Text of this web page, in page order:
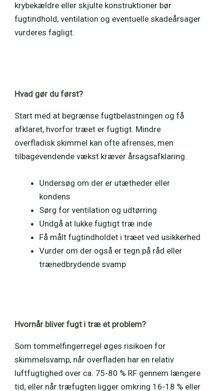
krybekældre eller skjulte konstruktioner bør
fugtindhold, ventilation og eventuelle skadeårsager
vurderes fagligt.
Hvad gør du først?
Start med at begrænse fugtbelastningen og få
afklaret, hvorfor træet er fugtigt. Mindre
overfladisk skimmel kan ofte afrenses, men
tilbagevendende vækst kræver årsagsafklaring.
Undersøg om der er utætheder eller
kondens
Sørg for ventilation og udtørring
Undgå at lukke fugtigt træ inde
Få målt fugtindholdet i træet ved usikkerhed
Vurder om der også er tegn på råd eller
trænedbrydende svamp
Hvornår bliver fugt i træ et problem?
Som tommelfingerregel øges risikoen for
skimmelsvamp, når overfladen har en relativ
luftfugtighed over ca. 75-80 % RF gennem længere
tid, eller når træfugten ligger omkring 16-18 % eller